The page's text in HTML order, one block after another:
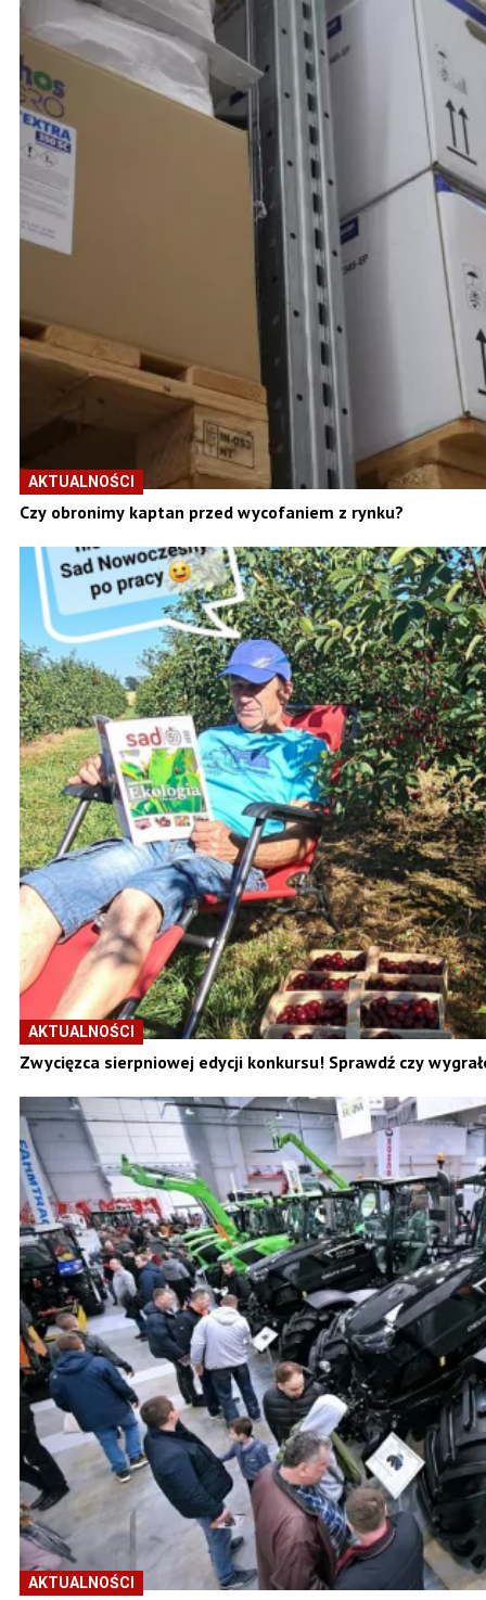
AKTUALNOŚCI
Czy obronimy kaptan przed wycofaniem z rynku?
AKTUALNOŚCI
Zwycięzca sierpniowej edycji konkursu! Sprawdź czy
AKTUALNOŚCI